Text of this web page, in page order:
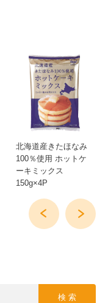
北海道産きたほなみ
100％使用 ホットケ
ーキミックス
150g×4P
検 索